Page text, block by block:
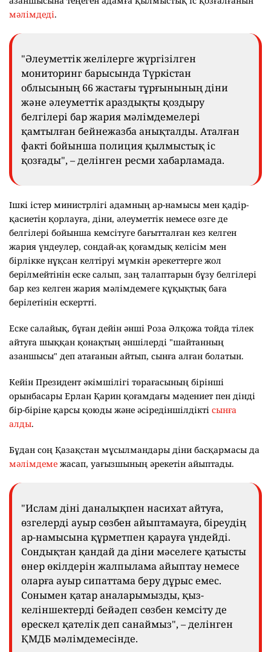
мәлімдеді.
"Әлеуметтік желілерге жүргізілген
мониторинг барысында Түркістан
облысының 66 жастағы тұрғынының діни
және әлеуметтік араздықты қоздыру
белгілері бар жария мәлімдемелері
қамтылған бейнежазба анықталды. Аталған
факті бойынша полиция қылмыстық іс
қозғады", – делінген ресми хабарламада.
Ішкі істер министрлігі адамның ар-намысы мен қадір-
қасиетін қорлауға, діни, әлеуметтік немесе өзге де
белгілері бойынша кемсітуге бағытталған кез келген
жария үндеулер, сондай-ақ қоғамдық келісім мен
бірлікке нұқсан келтіруі мүмкін әрекеттерге жол
берілмейтінін еске салып, заң талаптарын бұзу белгілері
бар кез келген жария мәлімдемеге құқықтық баға
берілетінін ескертті.
Еске салайық, бұған дейін әнші Роза Әлқожа тойда тілек
айтуға шыққан қонақтың әншілерді "шайтанның
азаншысы" деп атағанын айтып, сынға алған болатын.
Кейін Президент әкімшілігі төрағасының бірінші
орынбасары Ерлан Қарин қоғамдағы мәдениет пен дінді
бір-біріне қарсы қоюды және әсіредіншілдікті сынға
алды.
Бұдан соң Қазақстан мұсылмандары діни басқармасы да
мәлімдеме жасап, уағызшының әрекетін айыптады.
"Ислам діні даналықпен насихат айтуға,
өзгелерді ауыр сөзбен айыптамауға, біреудің
ар-намысына құрметпен қарауға үндейді.
Сондықтан қандай да діни мәселеге қатысты
өнер өкілдерін жалпылама айыптау немесе
оларға ауыр сипаттама беру дұрыс емес.
Сонымен қатар аналарымызды, қыз-
келіншектерді бейәдеп сөзбен кемсіту де
өрескел қателік деп санаймыз", – делінген
ҚМДБ мәлімдемесінде.